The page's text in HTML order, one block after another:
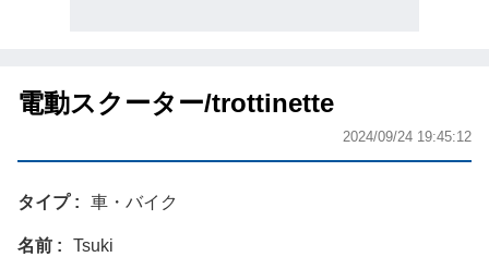
電動スクーター/trottinette
2024/09/24 19:45:12
タイプ 車・バイク
名前 Tsuki